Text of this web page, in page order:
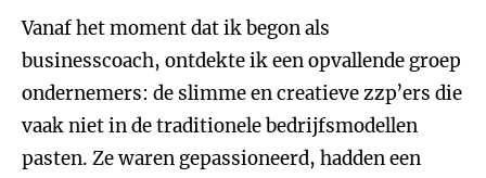
Vanaf het moment dat ik begon als
businesscoach, ontdekte ik een opvallende groep
ondernemers: de slimme en creatieve zzp’ers die
vaak niet in de traditionele bedrijfsmodellen
pasten. Ze waren gepassioneerd, hadden een